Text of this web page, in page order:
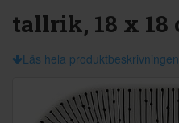
tallrik, 18 x 18
Läs hela produktbeskrivningen